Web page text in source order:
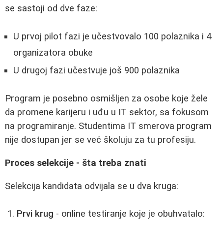
se sastoji od dve faze:
U prvoj pilot fazi je učestvovalo 100 polaznika i 4
organizatora obuke
U drugoj fazi učestvuje još 900 polaznika
Program je posebno osmišljen za osobe koje žele
da promene karijeru i uđu u IT sektor, sa fokusom
na programiranje. Studentima IT smerova program
nije dostupan jer se već školuju za tu profesiju.
Proces selekcije - šta treba znati
Selekcija kandidata odvijala se u dva kruga:
Prvi krug - online testiranje koje je obuhvatalo: